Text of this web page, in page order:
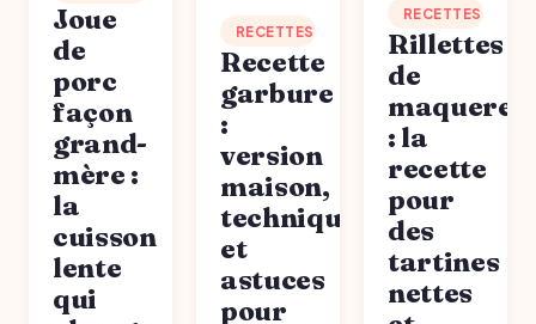
Joue
de
porc
façon
grand-
mère :
la
cuisson
lente
qui
RECETTES
Recette
garbure
:
version
maison,
technique
et
astuces
pour
RECETTES
Rillettes
de
: la
recette
pour
des
tartines
nettes